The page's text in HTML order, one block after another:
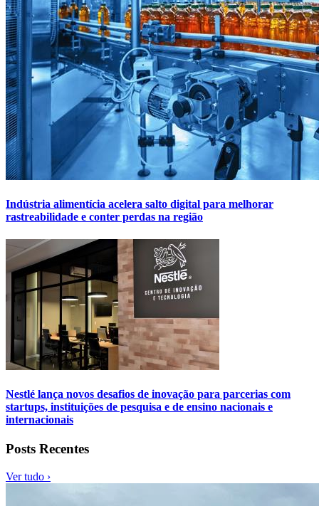
Indústria alimentícia acelera salto digital para melhorar
rastreabilidade e conter perdas na região
Nestlé lança novos desafios de inovação para parcerias com
startups, instituições de pesquisa e de ensino nacionais e
internacionais
Posts Recentes
Ver tudo ›